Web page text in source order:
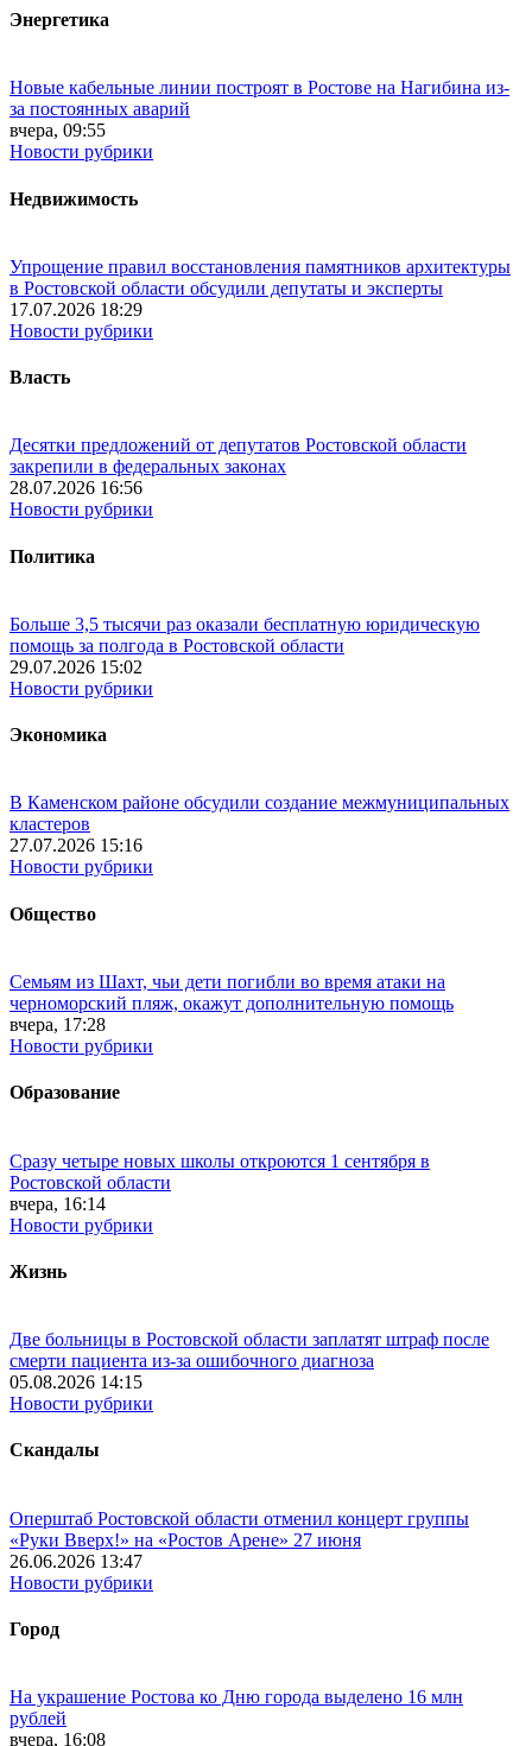
Энергетика
Новые кабельные линии построят в Ростове на Нагибина из-
за постоянных аварий
вчера, 09:55
Новости рубрики
Недвижимость
Упрощение правил восстановления памятников архитектуры
в Ростовской области обсудили депутаты и эксперты
17.07.2026 18:29
Новости рубрики
Власть
Десятки предложений от депутатов Ростовской области
закрепили в федеральных законах
28.07.2026 16:56
Новости рубрики
Политика
Больше 3,5 тысячи раз оказали бесплатную юридическую
помощь за полгода в Ростовской области
29.07.2026 15:02
Новости рубрики
Экономика
В Каменском районе обсудили создание межмуниципальных
кластеров
27.07.2026 15:16
Новости рубрики
Общество
Семьям из Шахт, чьи дети погибли во время атаки на
черноморский пляж, окажут дополнительную помощь
вчера, 17:28
Новости рубрики
Образование
Сразу четыре новых школы откроются 1 сентября в
Ростовской области
вчера, 16:14
Новости рубрики
Жизнь
Две больницы в Ростовской области заплатят штраф после
смерти пациента из-за ошибочного диагноза
05.08.2026 14:15
Новости рубрики
Скандалы
Оперштаб Ростовской области отменил концерт группы
«Руки Вверх!» на «Ростов Арене» 27 июня
26.06.2026 13:47
Новости рубрики
Город
На украшение Ростова ко Дню города выделено 16 млн
рублей
вчера, 16:08